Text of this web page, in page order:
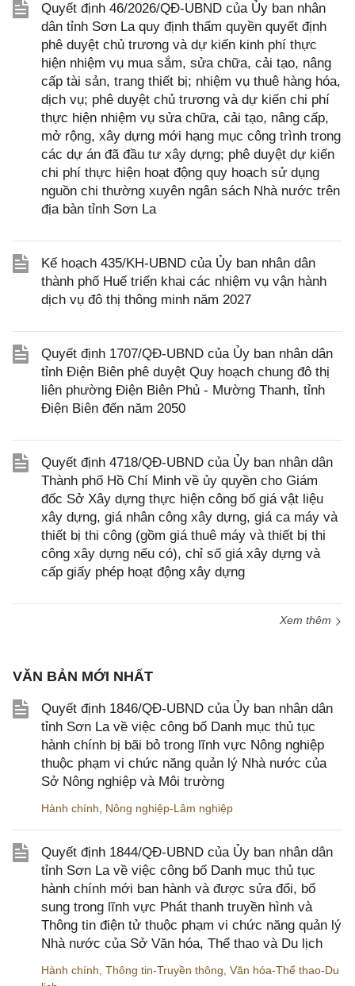
Quyết định 46/2026/QĐ-UBND của Ủy ban nhân
dân tỉnh Sơn La quy định thẩm quyền quyết định
phê duyệt chủ trương và dự kiến kinh phí thực
hiện nhiệm vụ mua sắm, sửa chữa, cải tạo, nâng
cấp tài sản, trang thiết bị; nhiệm vụ thuê hàng hóa,
dịch vụ; phê duyệt chủ trương và dự kiến chi phí
thực hiện nhiệm vụ sửa chữa, cải tạo, nâng cấp,
mở rộng, xây dựng mới hạng mục công trình trong
các dự án đã đầu tư xây dựng; phê duyệt dự kiến
chi phí thực hiện hoạt động quy hoạch sử dụng
nguồn chi thường xuyên ngân sách Nhà nước trên
địa bàn tỉnh Sơn La
Kế hoạch 435/KH-UBND của Ủy ban nhân dân
thành phố Huế triển khai các nhiệm vụ vận hành
dịch vụ đô thị thông minh năm 2027
Quyết định 1707/QĐ-UBND của Ủy ban nhân dân
tỉnh Điện Biên phê duyệt Quy hoạch chung đô thị
liên phường Điện Biên Phủ - Mường Thanh, tỉnh
Điện Biên đến năm 2050
Quyết định 4718/QĐ-UBND của Ủy ban nhân dân
Thành phố Hồ Chí Minh về ủy quyền cho Giám
đốc Sở Xây dựng thực hiện công bố giá vật liệu
xây dựng, giá nhân công xây dựng, giá ca máy và
thiết bị thi công (gồm giá thuê máy và thiết bị thi
công xây dựng nếu có), chỉ số giá xây dựng và
cấp giấy phép hoạt động xây dựng
Xem thêm
VĂN BẢN MỚI NHẤT
Quyết định 1846/QĐ-UBND của Ủy ban nhân dân
tỉnh Sơn La về việc công bố Danh mục thủ tục
hành chính bị bãi bỏ trong lĩnh vực Nông nghiệp
thuộc phạm vi chức năng quản lý Nhà nước của
Sở Nông nghiệp và Môi trường
Hành chính, Nông nghiệp-Lâm nghiệp
Quyết định 1844/QĐ-UBND của Ủy ban nhân dân
tỉnh Sơn La về việc công bố Danh mục thủ tục
hành chính mới ban hành và được sửa đổi, bổ
sung trong lĩnh vực Phát thanh truyền hình và
Thông tin điện tử thuộc phạm vi chức năng quản lý
Nhà nước của Sở Văn hóa, Thể thao và Du lịch
Hành chính, Thông tin-Truyền thông, Văn hóa-Thể thao-Du